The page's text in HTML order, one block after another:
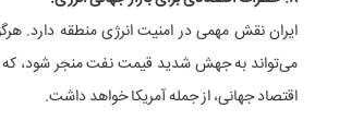
ایران نقش مهمی در امنیت انرژی منطقه دارد.
می‌تواند به جهش شدید قیمت نفت منجر شود، که
اقتصاد جهانی، از جمله آمریکا خواهد داشت.